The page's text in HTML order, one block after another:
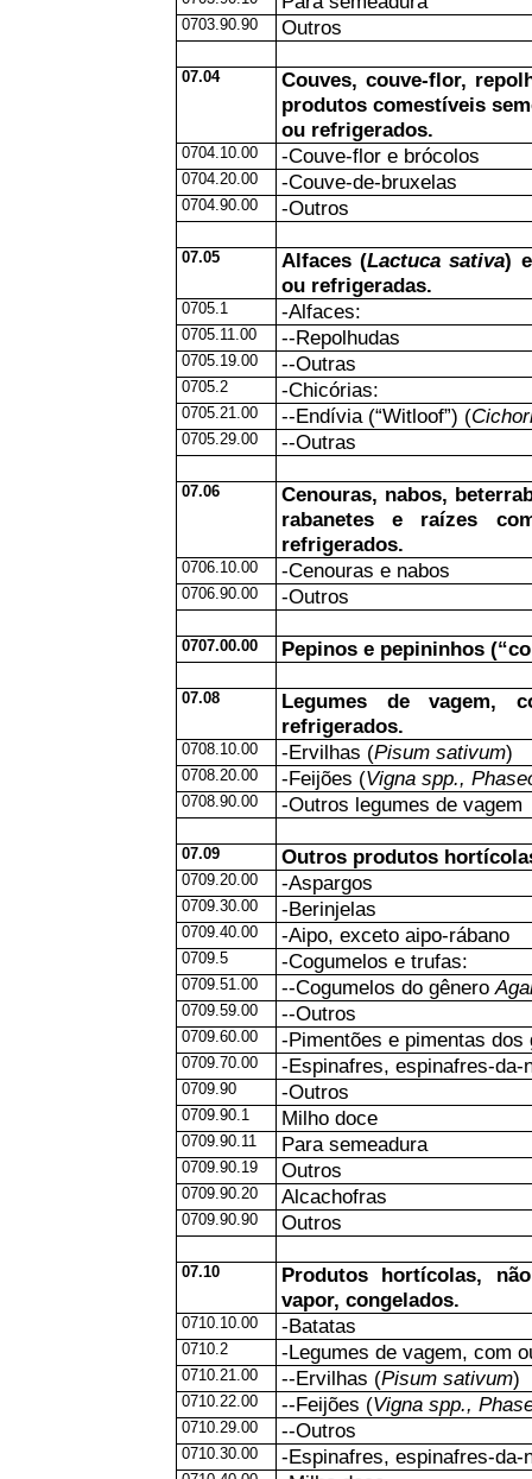
0703.90.90 Outros
07.04
Couves, couve-flor,
produtos comestíveis
ou refrigerados.
0704.10.00 -Couve-flor e brócolos
0704.20.00 -Couve-de-bruxelas
0704.90.00 -Outros
07.05 Alfaces (Lactuca sativa)
ou refrigeradas.
0705.1 -Alfaces:
0705.11.00 --Repolhudas
0705.19.00 --Outras
0705.2 -Chicórias:
0705.21.00 --Endívia (“Witloof”) (
0705.29.00 --Outras
07.06
Cenouras, nabos,
rabanetes e raízes
refrigerados.
0706.10.00 -Cenouras e nabos
0706.90.00 -Outros
0707.00.00 Pepinos e pepininhos
07.08
Legumes de vagem,
refrigerados.
0708.10.00 -Ervilhas (Pisum sativum)
0708.20.00 -Feijões (Vigna spp.,
0708.90.00 -Outros legumes de vagem
07.09 Outros produtos
0709.20.00 -Aspargos
0709.30.00 -Berinjelas
0709.40.00 -Aipo, exceto aipo-rábano
0709.5 -Cogumelos e trufas:
0709.51.00 --Cogumelos do gênero
0709.59.00 --Outros
0709.60.00 -Pimentões e pimentas
0709.70.00 -Espinafres, espinafres-da-
0709.90 -Outros
0709.90.1 Milho doce
0709.90.11 Para semeadura
0709.90.19 Outros
0709.90.20 Alcachofras
0709.90.90 Outros
07.10
Produtos hortícolas,
vapor, congelados.
0710.10.00 -Batatas
0710.2 -Legumes de vagem, com
0710.21.00 --Ervilhas (Pisum sativum)
0710.22.00 --Feijões (Vigna spp.,
0710.29.00 --Outros
0710.30.00 -Espinafres, espinafres-da-